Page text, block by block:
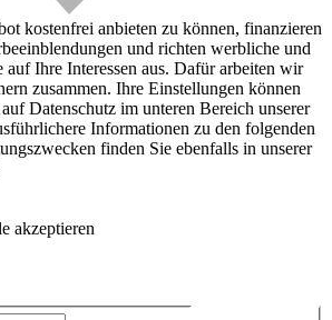
kostenfrei anbieten zu können, finanzieren
und richten werbliche und
Ihre Interessen aus. Dafür arbeiten wir
zusammen. Ihre Einstellungen können
Datenschutz im unteren Bereich unserer
Informationen zu den folgenden
finden Sie ebenfalls in unserer
akzeptieren